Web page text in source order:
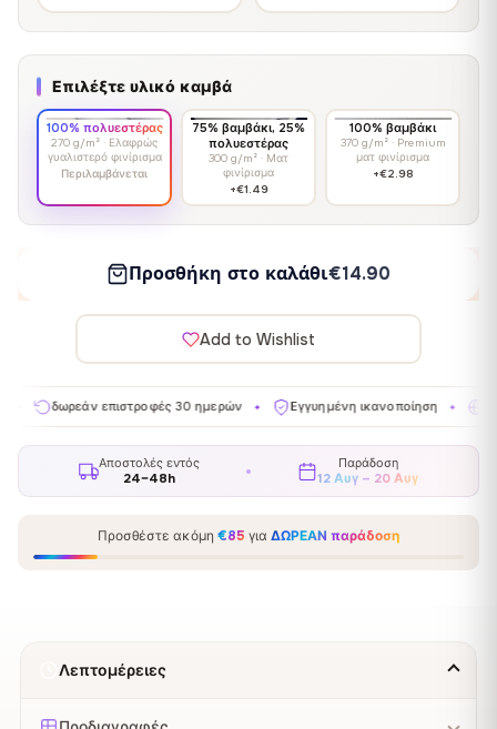
Επιλέξτε υλικό καμβά
100% πολυεστέρας
270 g/m² · Ελαφρώς
γυαλιστερό φινίρισμα
Περιλαμβάνεται
75% βαμβάκι, 25%
πολυεστέρας
300 g/m² · Ματ
φινίρισμα
+€1.49
100% βαμβάκι
370 g/m² · Premium
ματ φινίρισμα
+€2.98
Προσθήκη στο καλάθι€14.90
Add to Wishlist
επιστροφές 30 ημερών ✦ Εγγυημένη ικανοποίηση ✦
Αποστολές εντός
24–48h
Παράδοση
12 Αυγ – 20 Αυγ
Προσθέστε ακόμη €85 για ΔΩΡΕΑΝ παράδοση
Λεπτομέρειες